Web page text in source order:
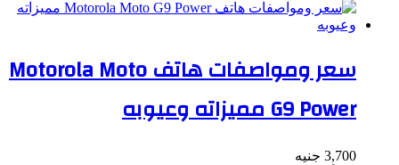
سعر ومواصفات هاتف Motorola Moto
G9 Power مميزاته وعيوبه
3,700 جنيه